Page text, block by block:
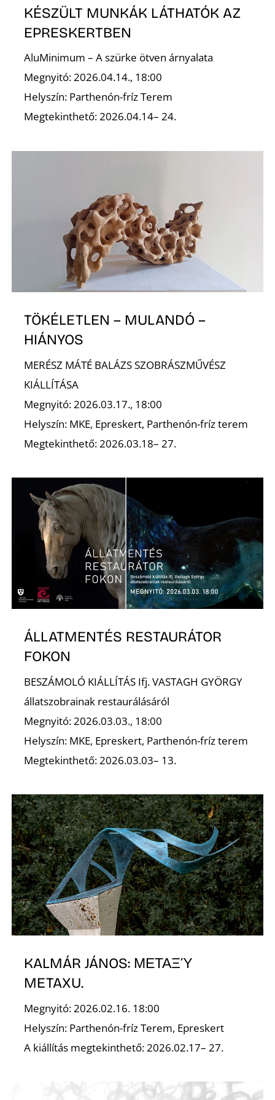
KÉSZÜLT MUNKÁK LÁTHATÓK AZ
EPRESKERTBEN
AluMinimum – A szürke ötven árnyalata
Megnyitó: 2026.04.14., 18:00
Helyszín: Parthenón-fríz Terem
Megtekinthető: 2026.04.14– 24.
TÖKÉLETLEN – MULANDÓ –
HIÁNYOS
MERÉSZ MÁTÉ BALÁZS SZOBRÁSZMŰVÉSZ
KIÁLLÍTÁSA
Megnyitó: 2026.03.17., 18:00
Helyszín: MKE, Epreskert, Parthenón-fríz terem
Megtekinthető: 2026.03.18– 27.
ÁLLATMENTÉS RESTAURÁTOR
FOKON
BESZÁMOLÓ KIÁLLÍTÁS Ifj. VASTAGH GYÖRGY
állatszobrainak restaurálásáról
Megnyitó: 2026.03.03., 18:00
Helyszín: MKE, Epreskert, Parthenón-fríz terem
Megtekinthető: 2026.03.03– 13.
KALMÁR JÁNOS: ΜΕΤΑΞΎ
METAXU.
Megnyitó: 2026.02.16. 18:00
Helyszín: Parthenón-fríz Terem, Epreskert
A kiállítás megtekinthető: 2026.02.17– 27.